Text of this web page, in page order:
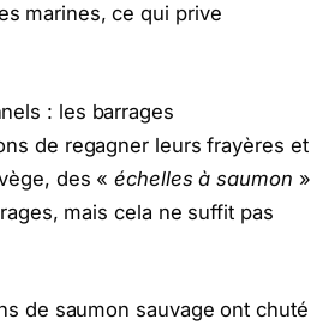
marines, ce qui prive
: les barrages
de regagner leurs frayères et
des «échelles à saumon »
mais cela ne suffit pas
de saumon sauvage ont chuté